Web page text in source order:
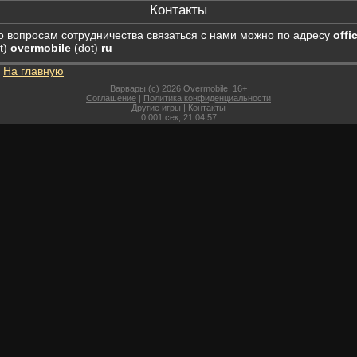
Контакты
вопросам сотрудничества связаться с нами можно по адресу
overmobile (dot) ru
На главную
Варвары (c) 2026 Overmobile, 16+
Соглашение | Политика конфиденциальности
Другие игры | Контакты
0.001 сек, 21:04:57